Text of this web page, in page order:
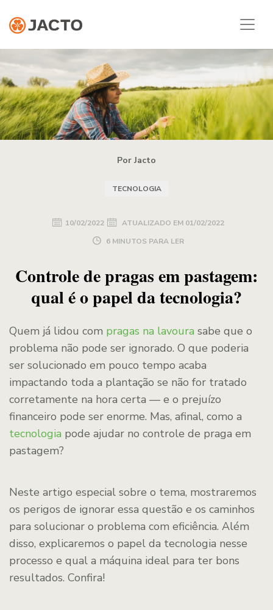
Por Jacto
TECNOLOGIA
10/02/2022 ATUALIZADO EM 01/02/2022
6 MINUTOS PARA LER
Controle de pragas em pastagem:
qual é o papel da tecnologia?
Quem já lidou com pragas na lavoura sabe que o
problema não pode ser ignorado. O que poderia
ser solucionado em pouco tempo acaba
impactando toda a plantação se não for tratado
corretamente na hora certa — e o prejuízo
financeiro pode ser enorme. Mas, afinal, como a
tecnologia pode ajudar no controle de praga em
pastagem?
Neste artigo especial sobre o tema, mostraremos
os perigos de ignorar essa questão e os caminhos
para solucionar o problema com eficiência. Além
disso, explicaremos o papel da tecnologia nesse
processo e qual a máquina ideal para ter bons
resultados. Confira!